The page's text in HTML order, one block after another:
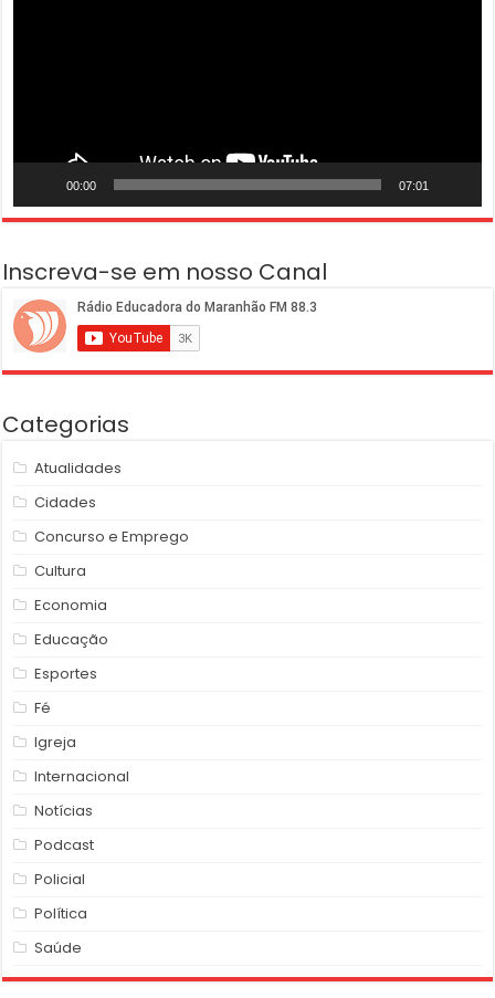
00:00 07:01
Inscreva-se em nosso Canal
Categorias
Atualidades
Cidades
Concurso e Emprego
Cultura
Economia
Educação
Esportes
Fé
Igreja
Internacional
Notícias
Podcast
Policial
Política
Saúde